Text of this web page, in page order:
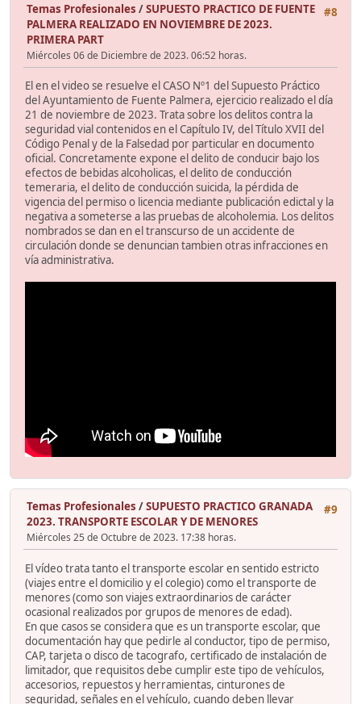
#8
Temas Profesionales /SUPUESTO PRACTICO DE FUENTE
PALMERA REALIZADO EN NOVIEMBRE DE 2023.
PRIMERA PART
Miércoles 06 de Diciembre de 2023. 06:52 horas.
El en el video se resuelve el CASO Nº1 del Supuesto Práctico
del Ayuntamiento de Fuente Palmera, ejercicio realizado el día
21 de noviembre de 2023. Trata sobre los delitos contra la
seguridad vial contenidos en el Capítulo IV, del Título XVII del
Código Penal y de la Falsedad por particular en documento
oficial. Concretamente expone el delito de conducir bajo los
efectos de bebidas alcoholicas, el delito de conducción
temeraria, el delito de conducción suicida, la pérdida de
vigencia del permiso o licencia mediante publicación edictal y la
negativa a someterse a las pruebas de alcoholemia. Los delitos
nombrados se dan en el transcurso de un accidente de
circulación donde se denuncian tambien otras infracciones en
vía administrativa.
#9
Temas Profesionales /SUPUESTO PRACTICO GRANADA
2023. TRANSPORTE ESCOLAR Y DE MENORES
Miércoles 25 de Octubre de 2023. 17:38 horas.
El vídeo trata tanto el transporte escolar en sentido estricto
(viajes entre el domicilio y el colegio) como el transporte de
menores (como son viajes extraordinarios de carácter
ocasional realizados por grupos de menores de edad).
En que casos se considera que es un transporte escolar, que
documentación hay que pedirle al conductor, tipo de permiso,
CAP, tarjeta o disco de tacografo, certificado de instalación de
limitador, que requisitos debe cumplir este tipo de vehículos,
accesorios, repuestos y herramientas, cinturones de
seguridad, señales en el vehículo, cuando deben llevar